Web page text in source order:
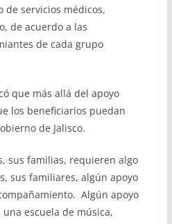
de servicios médicos,
de acuerdo a las
de cada grupo
que más allá del apoyo
los beneficiarios puedan
de Jalisco.
sus familias, requieren algo
sus familiares, algún apoyo
Algún apoyo
escuela de música,